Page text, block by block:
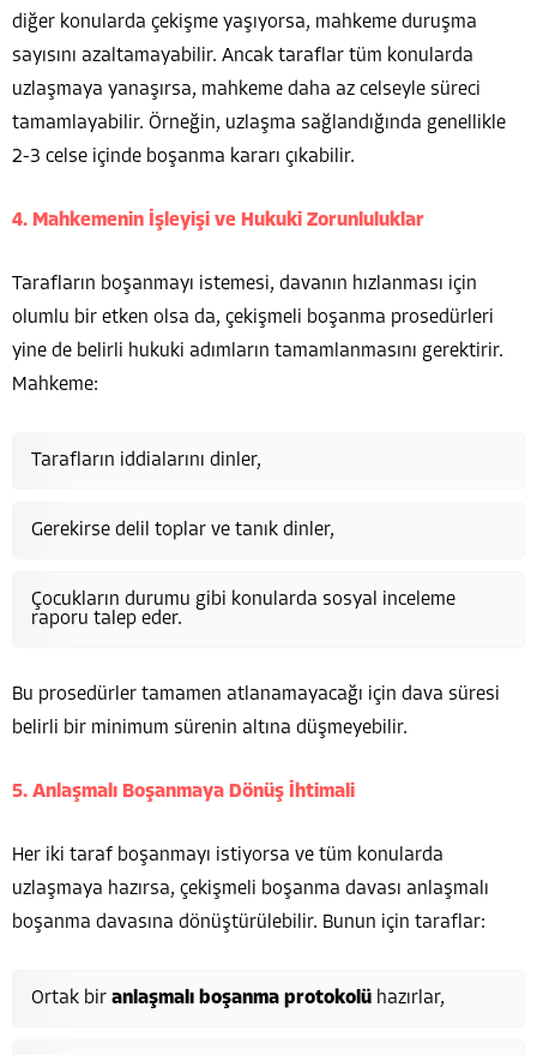
diğer konularda çekişme yaşıyorsa, mahkeme duruşma
sayısını azaltamayabilir. Ancak taraflar tüm konularda
uzlaşmaya yanaşırsa, mahkeme daha az celseyle süreci
tamamlayabilir. Örneğin, uzlaşma sağlandığında genellikle
2-3 celse içinde boşanma kararı çıkabilir.
4. Mahkemenin İşleyişi ve Hukuki Zorunluluklar
Tarafların boşanmayı istemesi, davanın hızlanması için
olumlu bir etken olsa da, çekişmeli boşanma prosedürleri
yine de belirli hukuki adımların tamamlanmasını gerektirir.
Mahkeme:
Tarafların iddialarını dinler,
Gerekirse delil toplar ve tanık dinler,
Çocukların durumu gibi konularda sosyal inceleme
raporu talep eder.
Bu prosedürler tamamen atlanamayacağı için dava süresi
belirli bir minimum sürenin altına düşmeyebilir.
5. Anlaşmalı Boşanmaya Dönüş İhtimali
Her iki taraf boşanmayı istiyorsa ve tüm konularda
uzlaşmaya hazırsa, çekişmeli boşanma davası anlaşmalı
boşanma davasına dönüştürülebilir. Bunun için taraflar:
Ortak bir anlaşmalı boşanma protokolü hazırlar,